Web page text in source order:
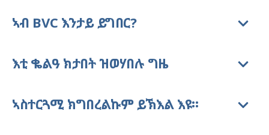
ኣብ BVC እንታይ ይግበር?
እቲ ቈልዓ ክታበት ዝወሃበሉ ግዜ
ኣስተርጓሚ ክግበረልኩም ይኽእል እዩ።